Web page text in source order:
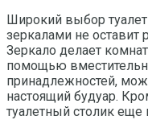
Широкий выбор
зеркалами не
Зеркало делает
помощью
принадлежностей,
настоящий будуар.
туалетный столик еще